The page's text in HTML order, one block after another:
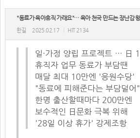
"동료가 육아휴직 가래요"… 육아 천국 만드는 장난감
한길 2025.02.17 HIT 2134
일·가정 양립 프로젝트 … 日
휴직자 업무 동료가 부담땐
매달 최대 10만엔 '응원수당'
"동료에 피해준다는 부담덜어"
한명 출산할때마다 200만엔
보수적인 日문화 극복 위해
'28일 이상 휴가' 강제조항